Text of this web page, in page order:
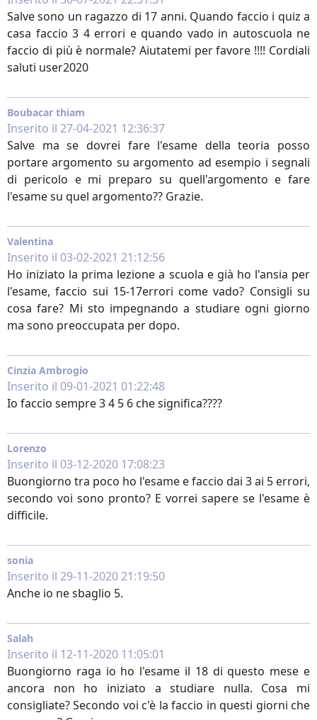
Salve sono un ragazzo di 17 anni. Quando faccio i quiz a
casa faccio 3 4 errori e quando vado in autoscuola ne
faccio di più è normale? Aiutatemi per favore !!!! Cordiali
saluti user2020
Boubacar thiam
Inserito il 27-04-2021 12:36:37
Salve ma se dovrei fare l'esame della teoria posso
portare argomento su argomento ad esempio i segnali
di pericolo e mi preparo su quell'argomento e fare
l'esame su quel argomento?? Grazie.
Valentina
Inserito il 03-02-2021 21:12:56
Ho iniziato la prima lezione a scuola e già ho l'ansia per
l'esame, faccio sui 15-17errori come vado? Consigli su
cosa fare? Mi sto impegnando a studiare ogni giorno
ma sono preoccupata per dopo.
Cinzia Ambrogio
Inserito il 09-01-2021 01:22:48
Io faccio sempre 3 4 5 6 che significa????
Lorenzo
Inserito il 03-12-2020 17:08:23
Buongiorno tra poco ho l'esame e faccio dai 3 ai 5 errori,
secondo voi sono pronto? E vorrei sapere se l'esame è
difficile.
sonia
Inserito il 29-11-2020 21:19:50
Anche io ne sbaglio 5.
Salah
Inserito il 12-11-2020 11:05:01
Buongiorno raga io ho l'esame il 18 di questo mese e
ancora non ho iniziato a studiare nulla. Cosa mi
consigliate? Secondo voi c'è la faccio in questi giorni che